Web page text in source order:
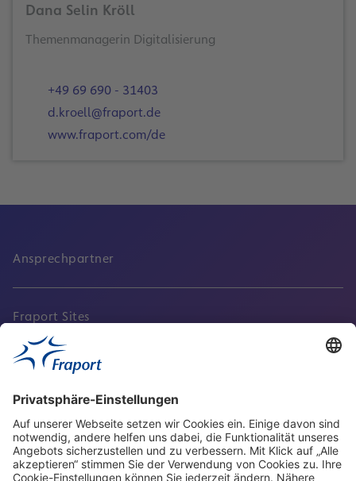
Dana Selin Kröll
Themenmanagerin Digitalisierung
+49 69 690 - 31403
d.kroell@fraport.de
www.fraport.com/de
Ansprechpartner
Fraport Sites
Aktuell
Service